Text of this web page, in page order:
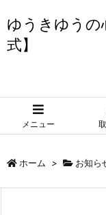
ゆうきゆうの
式】
メニュー
ホーム > お知ら